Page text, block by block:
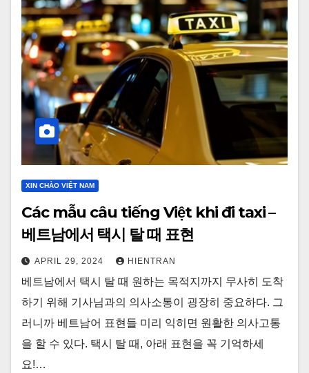
XIN CHÀO VIỆT NAM
Các mẫu câu tiếng Việt khi đi taxi –
베트남에서 택시 탈 때 표현
APRIL 29, 2024 HIENTRAN
베트남에서 택시 탈 때 원하는 목적지까지 무사히 도착
하기 위해 기사님과의 의사소통이 굉장히 중요하다. 그
러니까 베트남어 표현들 미리 익히면 원활한 의사고통
을 할 수 있다. 택시 탈 때, 아래 표현을 꼭 기억하세
요!…